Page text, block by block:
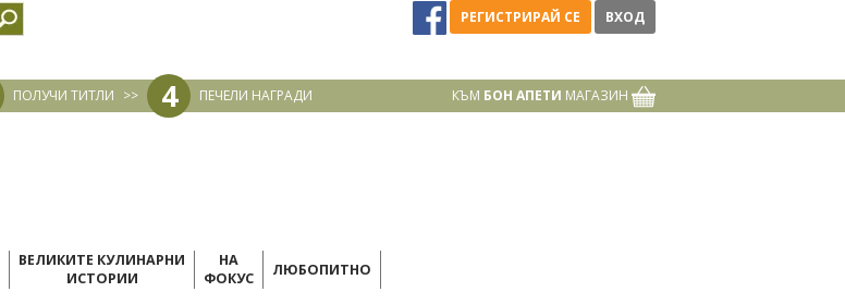
РЕГИСТРИРАЙ СЕ ВХОД
ПОЛУЧИ ТИТЛИ >> 4 ПЕЧЕЛИ НАГРАДИ КЪМ БОН АПЕТИ МАГАЗИН
ВЕЛИКИТЕ КУЛИНАРНИ
ИСТОРИИ
НА
ФОКУС
ЛЮБОПИТНО